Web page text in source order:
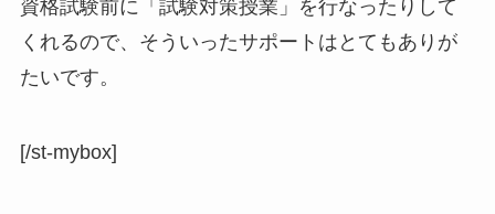
資格試験前に「試験対策授業」を行なったりして
くれるので、そういったサポートはとてもありが
たいです。
[/st-mybox]